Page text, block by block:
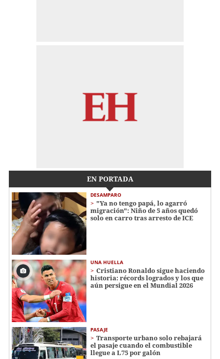
EN PORTADA
DESAMPARO
"Ya no tengo papá, lo agarró
migración": Niño de 5 años quedó
solo en carro tras arresto de ICE
UNA HUELLA
Cristiano Ronaldo sigue haciendo
historia: récords logrados y los que
aún persigue en el Mundial 2026
PASAJE
Transporte urbano solo rebajará
el pasaje cuando el combustible
llegue a L75 por galón